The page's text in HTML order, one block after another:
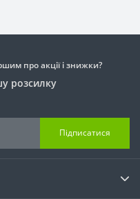
про акції і знижки?
розсилку
Підписатися